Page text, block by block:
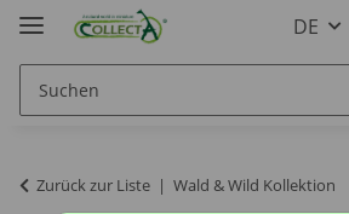
DE
Zurück zur Liste Wald & Wild Kollektion